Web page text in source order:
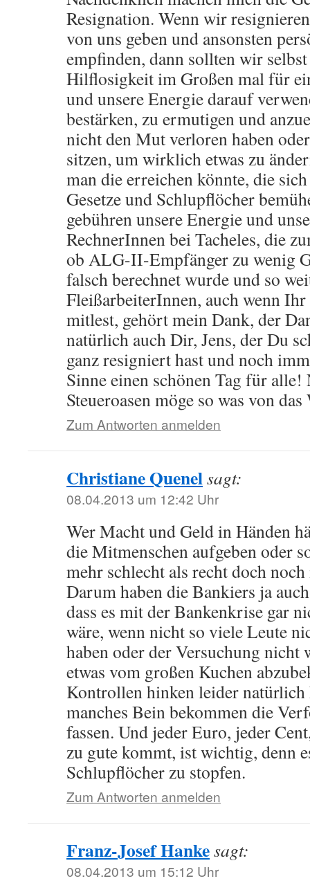
Resignation. Wenn wir
von uns geben und ansonsten
empfinden, dann sollten wir
Hilflosigkeit im Großen mal für
und unsere Energie darauf
bestärken, zu ermutigen und
nicht den Mut verloren haben
sitzen, um wirklich etwas zu
man die erreichen könnte, die
Gesetze und Schlupflöcher
gebühren unsere Energie und
RechnerInnen bei Tacheles, die
ob ALG-II-Empfänger zu wenig
falsch berechnet wurde und so
FleißarbeiterInnen, auch wenn
mitlest, gehört mein Dank, der
natürlich auch Dir, Jens, der Du
ganz resigniert hast und noch
Sinne einen schönen Tag für alle!
Steueroasen möge so was von
Zum Antworten anmelden
Christiane Quenelsagt:
08.04.2013 um 12:42 Uhr
Wer Macht und Geld in Händen
die Mitmenschen aufgeben oder
mehr schlecht als recht doch
Darum haben die Bankiers ja
dass es mit der Bankenkrise gar
wäre, wenn nicht so viele Leute
haben oder der Versuchung nicht
etwas vom großen Kuchen
Kontrollen hinken leider
manches Bein bekommen die
fassen. Und jeder Euro, jeder
zu gute kommt, ist wichtig, denn
Schlupflöcher zu stopfen.
Zum Antworten anmelden
Franz-Josef Hankesagt:
08.04.2013 um 15:12 Uhr